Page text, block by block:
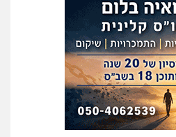
דין חן ברוך
תעבורה מעצרים וחקירות
לגטיוי
חמורה מעצרים וחקירות